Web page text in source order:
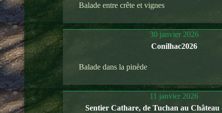
Balade entre crête et vignes
30 janvier 2026
Conilhac2026
Balade dans la pinède
11 janvier 2026
Sentier Cathare, de Tuchan au Château